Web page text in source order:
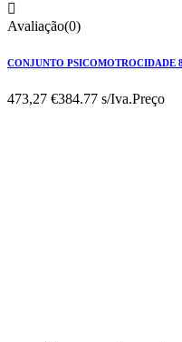

Avaliação(0)
CONJUNTO PSICOMOTROCIDADE
473,27 €384.77 s/Iva.Preço